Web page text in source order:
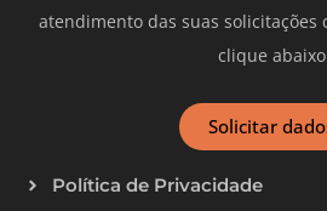
atendimento das suas solicitações
clique abaixo
Solicitar
Política de Privacidade